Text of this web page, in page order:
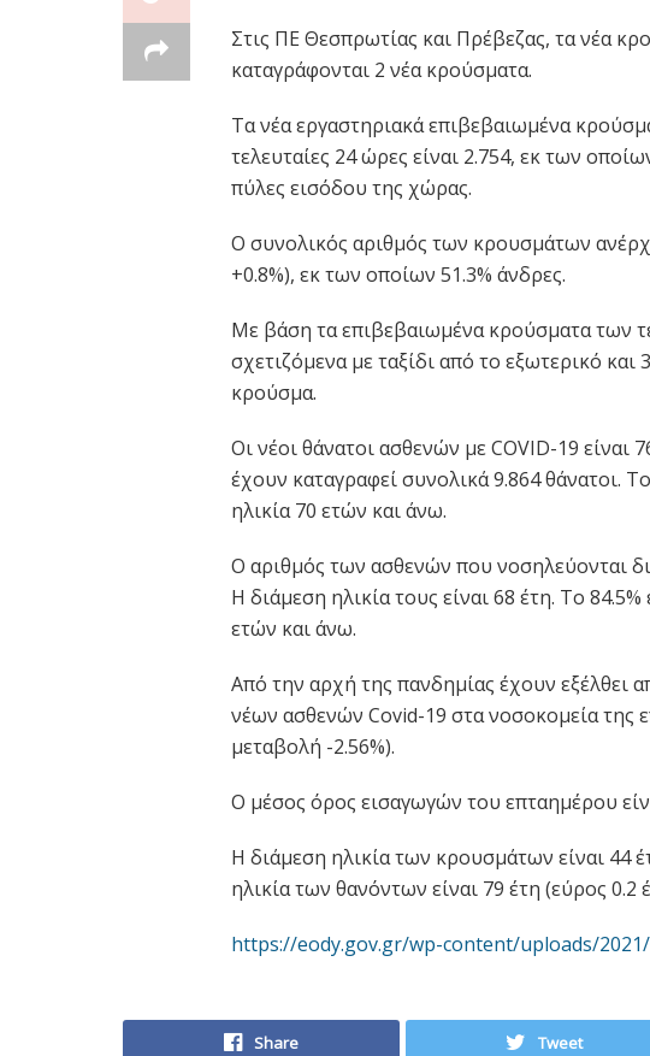
Στις ΠΕ Θεσπρωτίας και Πρέβεζας, τα νέα
καταγράφονται 2 νέα κρούσματα.
Τα νέα εργαστηριακά επιβεβαιωμένα
τελευταίες 24 ώρες είναι 2.754, εκ των
πύλες εισόδου της χώρας.
Ο συνολικός αριθμός των κρουσμάτων
+0.8%), εκ των οποίων 51.3% άνδρες.
Με βάση τα επιβεβαιωμένα κρούσματα των
σχετιζόμενα με ταξίδι από το εξωτερικό
κρούσμα.
Οι νέοι θάνατοι ασθενών με COVID-19 είναι
έχουν καταγραφεί συνολικά 9.864 θάνατοι.
ηλικία 70 ετών και άνω.
Ο αριθμός των ασθενών που νοσηλεύονται
Η διάμεση ηλικία τους είναι 68 έτη. To
ετών και άνω.
Από την αρχή της πανδημίας έχουν εξέλθει
νέων ασθενών Covid-19 στα νοσοκομεία της
μεταβολή -2.56%).
Ο μέσος όρος εισαγωγών του επταημέρου
Η διάμεση ηλικία των κρουσμάτων είναι 44
ηλικία των θανόντων είναι 79 έτη (εύρος 0.2
https://eody.gov.gr/wp-content/uploads/
Share Tweet